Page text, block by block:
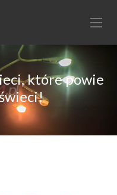
które powie